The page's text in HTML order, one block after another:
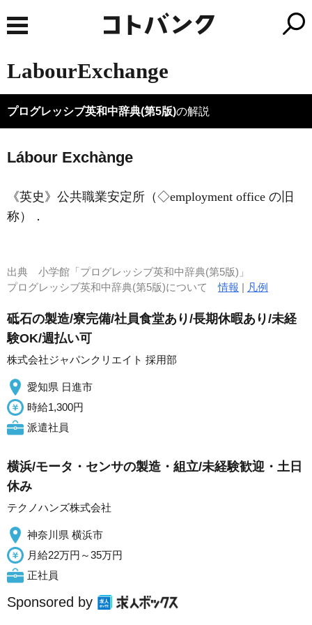
LabourExchange
プログレッシブ英和中辞典(第5版)の解説
Lábour Exchànge
《英史》 公共職業安定所（◇employment office の旧
称）
．
出典 小学館「プログレッシブ英和中辞典(第5版)」
プログレッシブ英和中辞典(第5版)について情報 | 凡例
砥石の製造/寮完備/社員食堂あり/長期休暇あり/未経
験OK/週払い可
株式会社ジャパンクリエイト 採用部
愛知県 日進市
時給1,300円
派遣社員
横浜/モータ・センサの製造・組立/未経験歓迎・土日
休み
テクノハンズ株式会社
神奈川県 横浜市
月給22万円～35万円
正社員
Sponsored by